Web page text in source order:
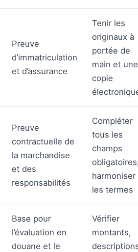
Preuve
d’immatriculation
et d’assurance
Tenir les
originaux à
portée de
main et une
copie
Preuve
contractuelle de
la marchandise
et des
responsabilités
Compléter
tous les
champs
harmoniser
les termes
Base pour
l’évaluation en
douane et le
Vérifier
montants,